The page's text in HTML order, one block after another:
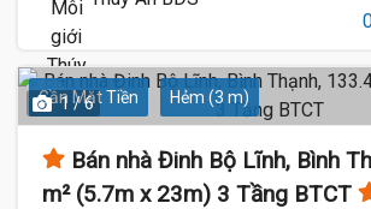
Gần Mặt Tiền Hẻm (3 m)
1 / 6
Bán nhà Đinh Bộ Lĩnh, Bình
m² (5.7m x 23m) 3 Tầng BTCT